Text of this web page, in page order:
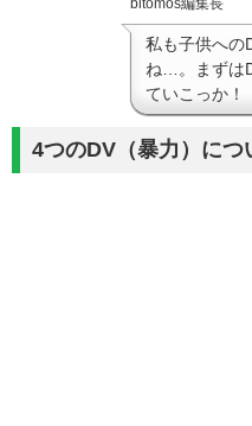
bitomos編集長
私も子供への
ね…。まずは
ていこっか！
4つのDV（暴力）につ